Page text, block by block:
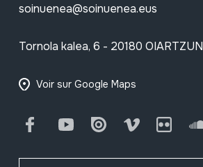
soinuenea@soinuenea.eus
Tornola kalea, 6 - 20180 OIARTZUN
Voir sur Google Maps
FacebookYoutube Issuu Vimeo Flickr